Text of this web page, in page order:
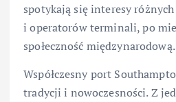
spotykają się interesy
i operatorów terminali, po
społeczność międzynarodową.
Współczesny port
tradycji i nowoczesności. Z